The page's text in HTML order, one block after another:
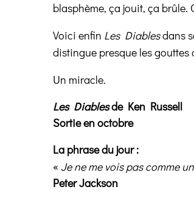
blasphème, ça jouit, ça brûle.
Voici enfin Les Diablesdans
distingue presque les gouttes
Un miracle.
Les Diablesde Ken Russell
Sortie en octobre
La phrase du jour :
« Je ne me vois pas comme
Peter Jackson